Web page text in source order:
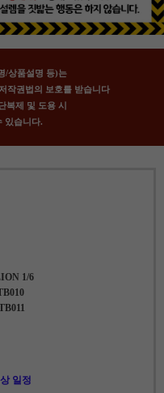
/상품설명 등)는
작권법의 보호를 받습니다
복제 및 도용 시
있습니다.
1/6
일정